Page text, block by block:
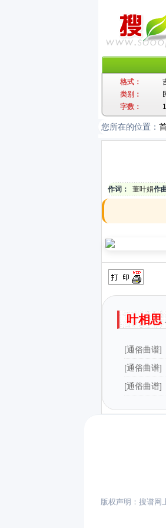
格式：
类别：
字数：
您所在的位置：
作词： 董叶娟作
叶相思
[通俗曲谱]
[通俗曲谱]
[通俗曲谱]
版权声明：搜谱网